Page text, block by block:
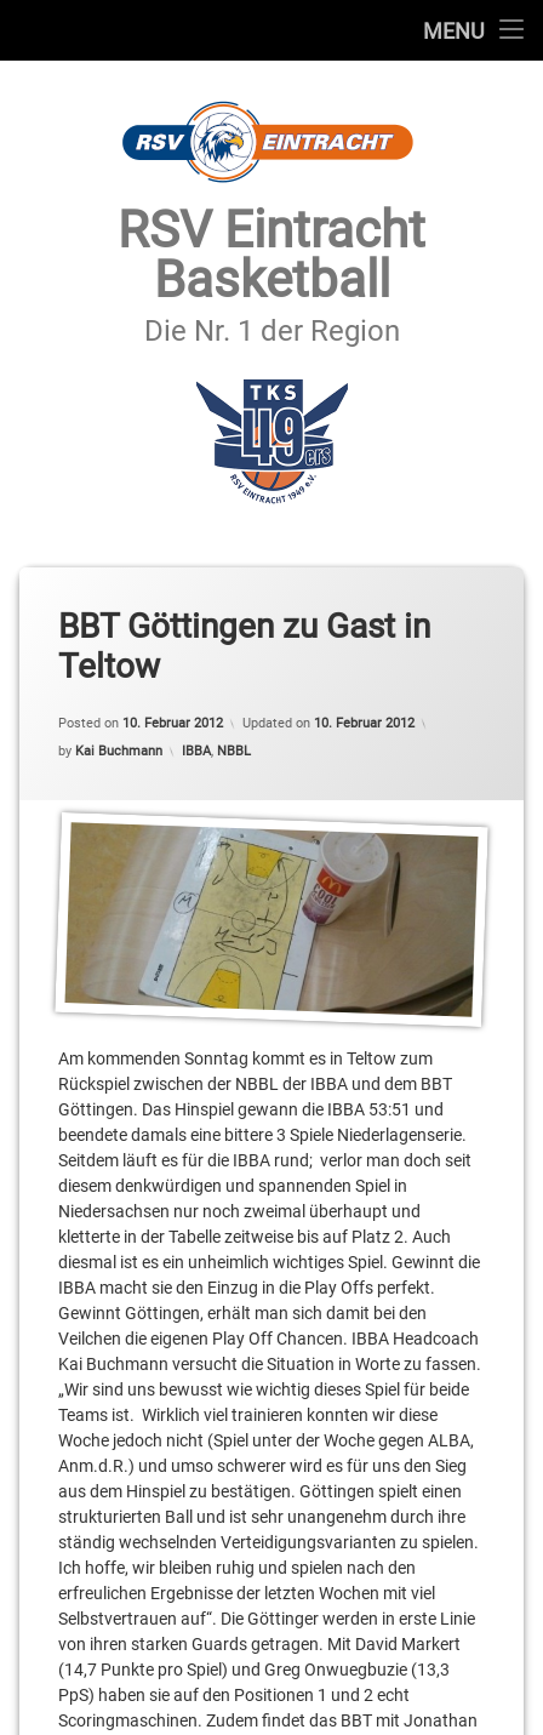
MENU
SECHSTER MANN
IMPRESSUM & DATENSCHUTZ
RSV Eintracht
Basketball
Die Nr. 1 der Region
BBT Göttingen zu Gast in
Teltow
Posted on 10. Februar 2012 Updated on 10. Februar 2012
by Kai Buchmann Categories:
IBBA, NBBL
Am kommenden Sonntag kommt es in Teltow zum
Rückspiel zwischen der NBBL der IBBA und dem BBT
Göttingen. Das Hinspiel gewann die IBBA 53:51 und
beendete damals eine bittere 3 Spiele Niederlagenserie.
Seitdem läuft es für die IBBA rund; verlor man doch seit
diesem denkwürdigen und spannenden Spiel in
Niedersachsen nur noch zweimal überhaupt und
kletterte in der Tabelle zeitweise bis auf Platz 2. Auch
diesmal ist es ein unheimlich wichtiges Spiel. Gewinnt die
IBBA macht sie den Einzug in die Play Offs perfekt.
Gewinnt Göttingen, erhält man sich damit bei den
Veilchen die eigenen Play Off Chancen. IBBA Headcoach
Kai Buchmann versucht die Situation in Worte zu fassen.
„Wir sind uns bewusst wie wichtig dieses Spiel für beide
Teams ist. Wirklich viel trainieren konnten wir diese
Woche jedoch nicht (Spiel unter der Woche gegen ALBA,
Anm.d.R.) und umso schwerer wird es für uns den Sieg
aus dem Hinspiel zu bestätigen. Göttingen spielt einen
strukturierten Ball und ist sehr unangenehm durch ihre
ständig wechselnden Verteidigungsvarianten zu spielen.
Ich hoffe, wir bleiben ruhig und spielen nach den
erfreulichen Ergebnisse der letzten Wochen mit viel
Selbstvertrauen auf“. Die Göttinger werden in erste Linie
von ihren starken Guards getragen. Mit David Markert
(14,7 Punkte pro Spiel) und Greg Onwuegbuzie (13,3
PpS) haben sie auf den Positionen 1 und 2 echt
Scoringmaschinen. Zudem findet das BBT mit Jonathan